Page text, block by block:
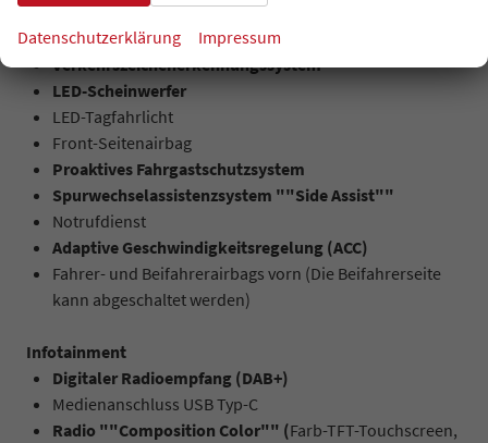
ISOFIX-Vorbereitung hinten
Antirutschregulierung (ASR)
Verkehrszeichenerkennungssystem
LED-Scheinwerfer
LED-Tagfahrlicht
Front-Seitenairbag
Proaktives Fahrgastschutzsystem
Spurwechselassistenzsystem ""Side Assist""
Notrufdienst
Adaptive Geschwindigkeitsregelung (ACC)
Fahrer- und Beifahrerairbags vorn (Die Beifahrerseite
kann abgeschaltet werden)
Infotainment
Digitaler Radioempfang (DAB+)
Medienanschluss USB Typ-C
Radio ""Composition Color"" (Farb-TFT-Touchscreen,
Datenschutzerklärung Impressum